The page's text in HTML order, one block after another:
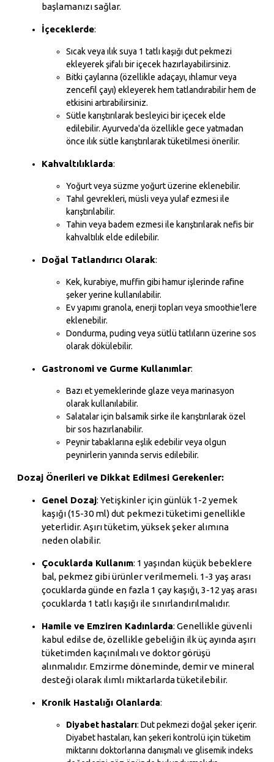
başlamanızı sağlar.
İçeceklerde:
Sıcak veya ılık suya 1 tatlı kaşığı dut pekmezi
ekleyerek şifalı bir içecek hazırlayabilirsiniz.
Bitki çaylarına (özellikle adaçayı, ıhlamur veya
zencefil çayı) ekleyerek hem tatlandırabilir hem de
etkisini artırabilirsiniz.
Sütle karıştırılarak besleyici bir içecek elde
edilebilir. Ayurveda'da özellikle gece yatmadan
önce ılık sütle karıştırılarak tüketilmesi önerilir.
Kahvaltılıklarda:
Yoğurt veya süzme yoğurt üzerine eklenebilir.
Tahıl gevrekleri, müsli veya yulaf ezmesi ile
karıştırılabilir.
Tahin veya badem ezmesi ile karıştırılarak nefis bir
kahvaltılık elde edilebilir.
Doğal Tatlandırıcı Olarak:
Kek, kurabiye, muffin gibi hamur işlerinde rafine
şeker yerine kullanılabilir.
Ev yapımı granola, enerji topları veya smoothie'lere
eklenebilir.
Dondurma, puding veya sütlü tatlıların üzerine sos
olarak dökülebilir.
Gastronomi ve Gurme Kullanımlar:
Bazı et yemeklerinde glaze veya marinasyon
olarak kullanılabilir.
Salatalar için balsamik sirke ile karıştırılarak özel
bir sos hazırlanabilir.
Peynir tabaklarına eşlik edebilir veya olgun
peynirlerin yanında servis edilebilir.
Dozaj Önerileri ve Dikkat Edilmesi Gerekenler:
Genel Dozaj: Yetişkinler için günlük 1-2 yemek
kaşığı (15-30 ml) dut pekmezi tüketimi genellikle
yeterlidir. Aşırı tüketim, yüksek şeker alımına
neden olabilir.
Çocuklarda Kullanım: 1 yaşından küçük bebeklere
bal, pekmez gibi ürünler verilmemeli. 1-3 yaş arası
çocuklarda günde en fazla 1 çay kaşığı, 3-12 yaş arası
çocuklarda 1 tatlı kaşığı ile sınırlandırılmalıdır.
Hamile ve Emziren Kadınlarda: Genellikle güvenli
kabul edilse de, özellikle gebeliğin ilk üç ayında aşırı
tüketimden kaçınılmalı ve doktor görüşü
alınmalıdır. Emzirme döneminde, demir ve mineral
desteği olarak ılımlı miktarlarda tüketilebilir.
Kronik Hastalığı Olanlarda:
Diyabet hastaları: Dut pekmezi doğal şeker içerir.
Diyabet hastaları, kan şekeri kontrolü için tüketim
miktarını doktorlarına danışmalı ve glisemik indeks